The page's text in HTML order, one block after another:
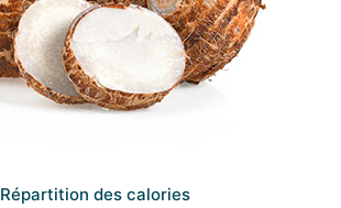
Répartition des calories